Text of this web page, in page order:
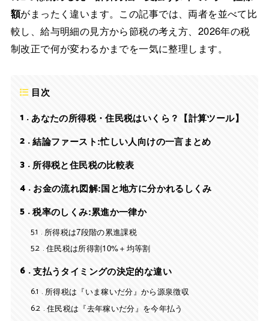
額がまったく違います。この記事では、両者を並べて比
較し、給与明細の見方から節税の考え方、2026年の税
制改正で何が変わるかまでを一気に整理します。
目次
1
あなたの所得税・住民税はいくら？【計算ツール】
2 結論ファースト:忙しい人向けの一言まとめ
3 所得税と住民税の比較表
4 お金の流れ図解:国と地方に分かれるしくみ
5
税率のしくみ:累進か一律か
5.1
所得税は7段階の累進課税
5.2 住民税は所得割10%＋均等割
6
支払うタイミングの決定的な違い
6.1
所得税は『いま稼いだ分』から源泉徴収
6.2 住民税は『去年稼いだ分』を今年払う